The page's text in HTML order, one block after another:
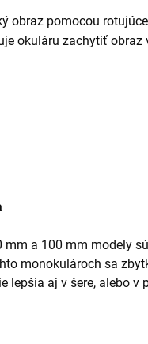
obraz pomocou
okuláru zachytiť
a 100 mm modely
monokulároch sa
lepšia aj v šere, alebo v